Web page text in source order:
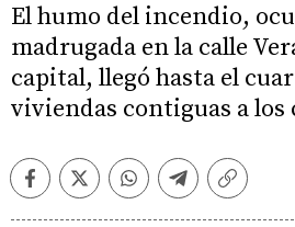
El humo del incendio,
madrugada en la calle
capital, llegó hasta el
viviendas contiguas a
FacebookTwitterWhatsappTelegramCopiar